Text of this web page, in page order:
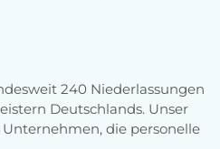
240 Niederlassungen
Deutschlands. Unser
die personelle